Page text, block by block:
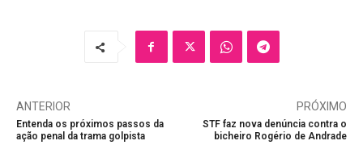
ANTERIOR
Entenda os próximos passos da
ação penal da trama golpista
PRÓXIMO
STF faz nova denúncia contra o
bicheiro Rogério de Andrade